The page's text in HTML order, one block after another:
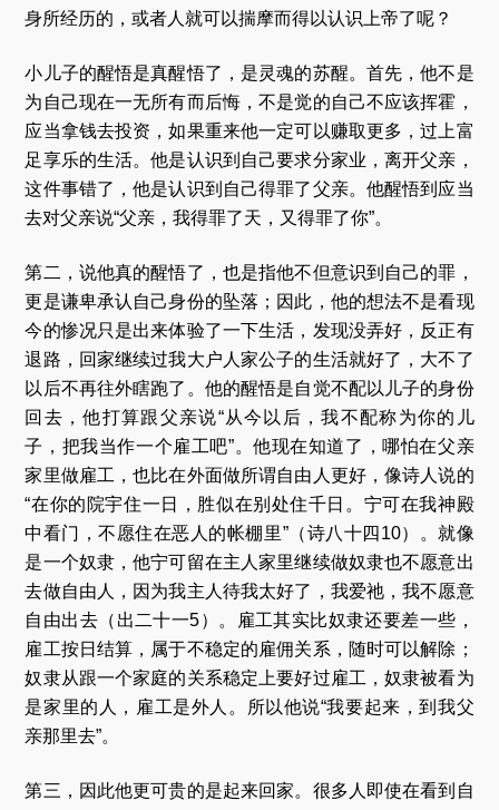
身所经历的，或者人就可以揣摩而得以认识上帝了呢？
小儿子的醒悟是真醒悟了，是灵魂的苏醒。首先，他不是
为自己现在一无所有而后悔，不是觉的自己不应该挥霍，
应当拿钱去投资，如果重来他一定可以赚取更多，过上富
足享乐的生活。他是认识到自己要求分家业，离开父亲，
这件事错了，他是认识到自己得罪了父亲。他醒悟到应当
去对父亲说“父亲，我得罪了天，又得罪了你”。
第二，说他真的醒悟了，也是指他不但意识到自己的罪，
更是谦卑承认自己身份的坠落；因此，他的想法不是看现
今的惨况只是出来体验了一下生活，发现没弄好，反正有
退路，回家继续过我大户人家公子的生活就好了，大不了
以后不再往外瞎跑了。他的醒悟是自觉不配以儿子的身份
回去，他打算跟父亲说“从今以后，我不配称为你的儿
子，把我当作一个雇工吧”。他现在知道了，哪怕在父亲
家里做雇工，也比在外面做所谓自由人更好，像诗人说的
“在你的院宇住一日，胜似在别处住千日。宁可在我神殿
中看门，不愿住在恶人的帐棚里”（诗八十四10）。就像
是一个奴隶，他宁可留在主人家里继续做奴隶也不愿意出
去做自由人，因为我主人待我太好了，我爱祂，我不愿意
自由出去（出二十一5）。雇工其实比奴隶还要差一些，
雇工按日结算，属于不稳定的雇佣关系，随时可以解除；
奴隶从跟一个家庭的关系稳定上要好过雇工，奴隶被看为
是家里的人，雇工是外人。所以他说“我要起来，到我父
亲那里去”。
第三，因此他更可贵的是起来回家。很多人即使在看到自